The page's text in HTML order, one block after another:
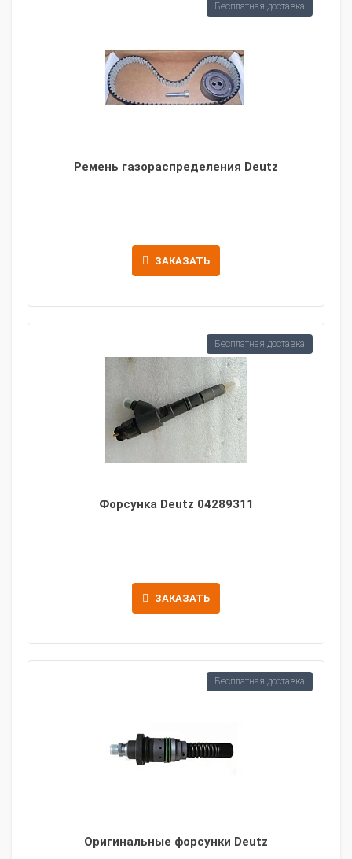
Ремень газораспределения Deutz
ЗАКАЗАТЬ
Бесплатная доставка
Форсунка Deutz 04289311
ЗАКАЗАТЬ
Бесплатная доставка
Оригинальные форсунки Deutz
Бесплатная доставка